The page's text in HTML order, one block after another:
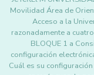
Movilidad Área de
Acceso a la
razonadamente a
BLOQUE 1 a
configuración
Cuál es su